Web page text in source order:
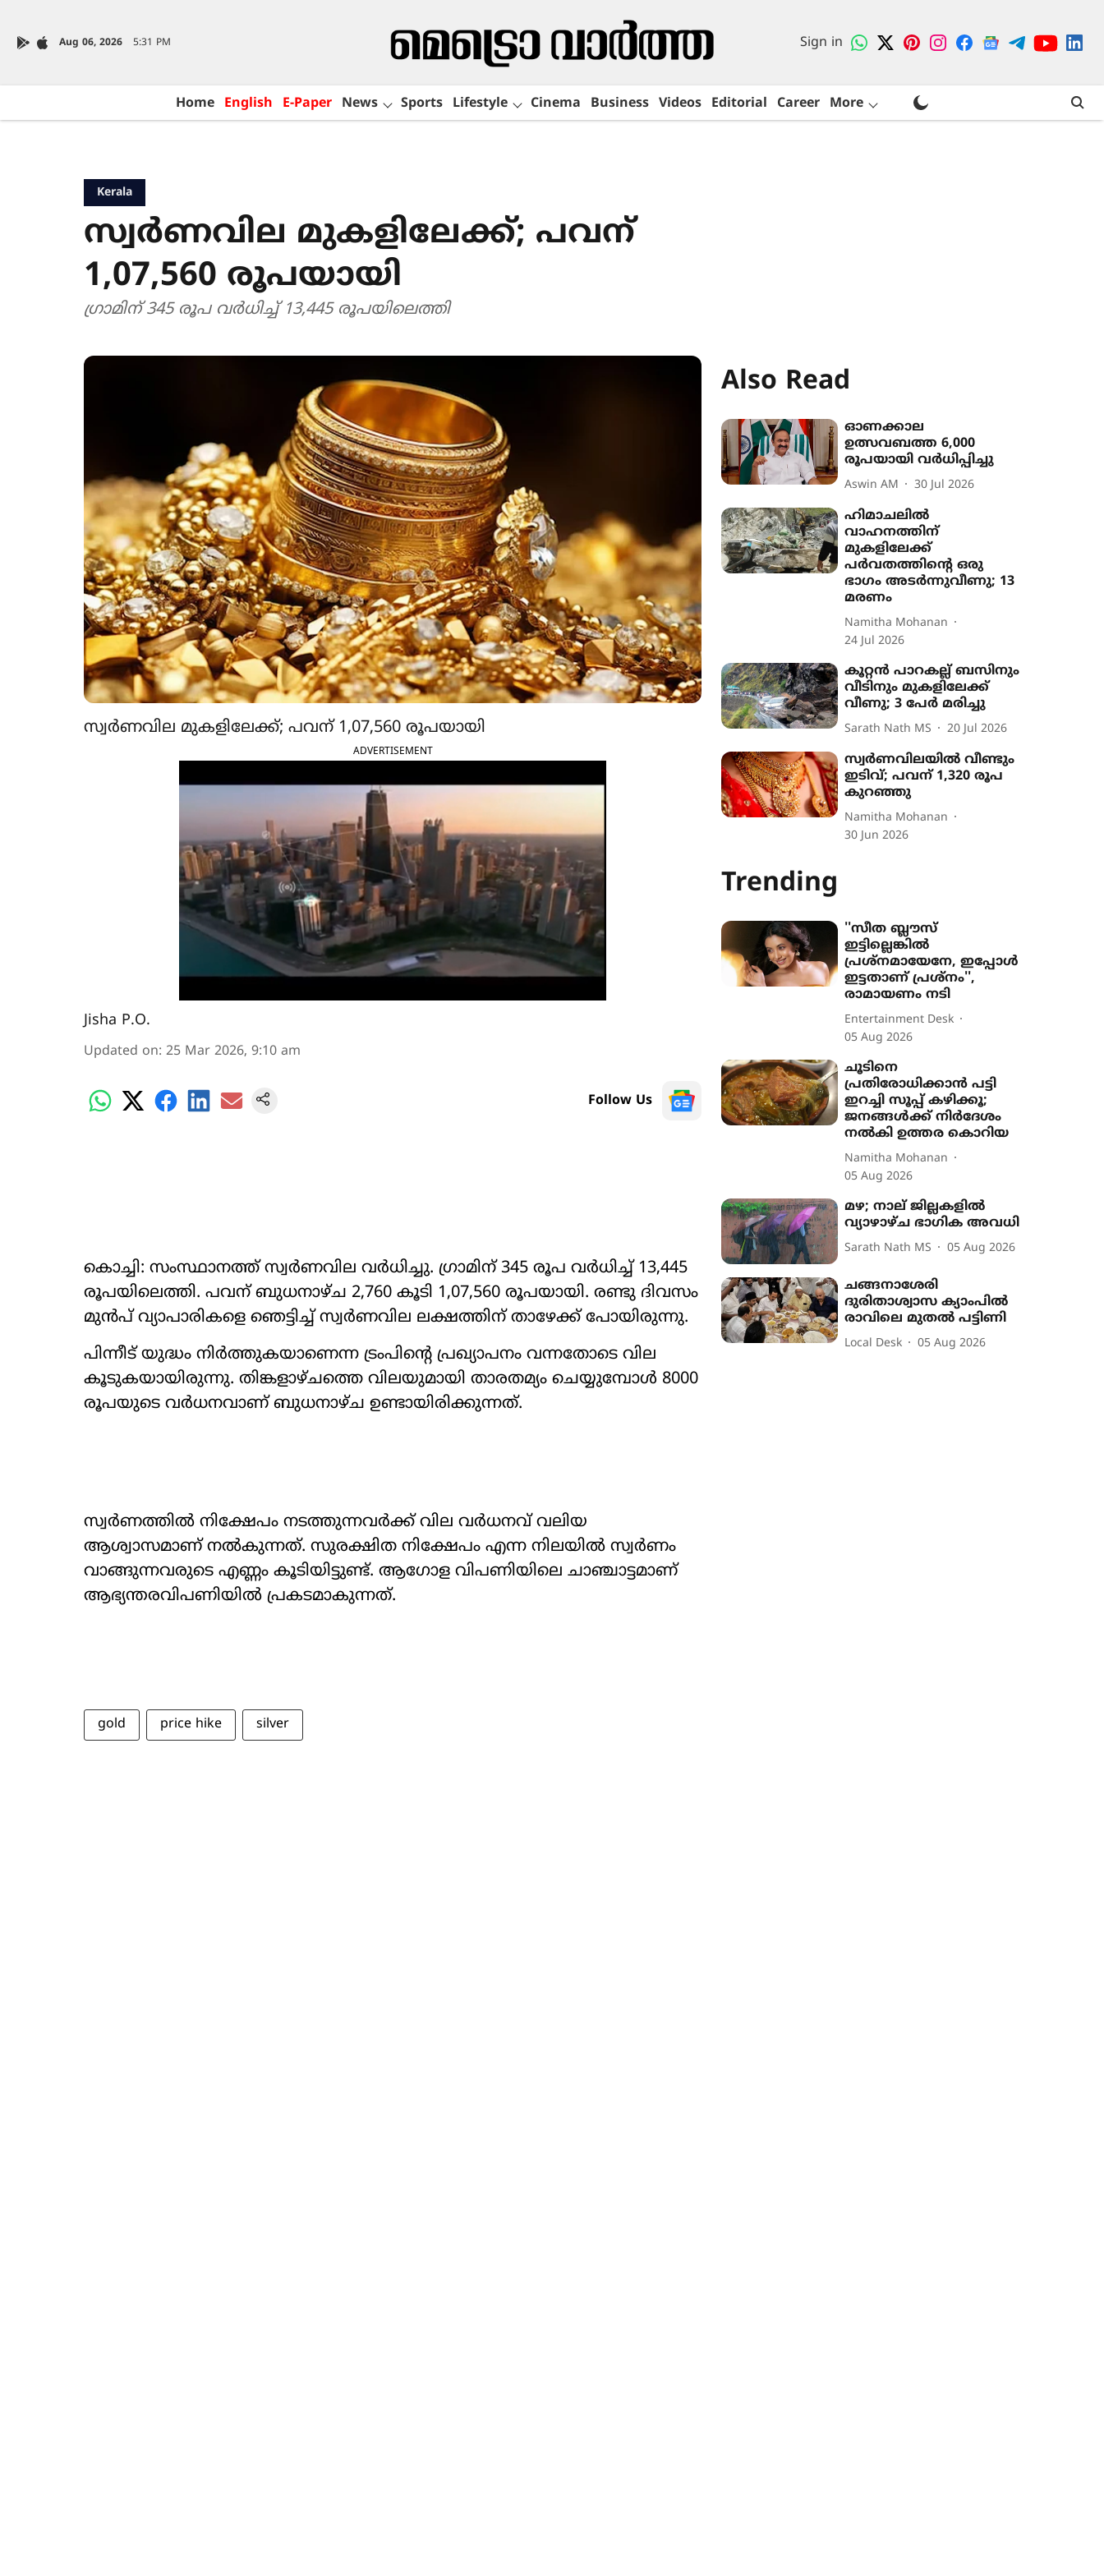
Aug 06, 2026 5:31 PM Sign in
Home English E-Paper News Sports Lifestyle Cinema Business Videos Editorial Career More
Kerala
സ്വർണവില മുകളിലേക്ക്; പവന്
1,07,560 രൂപയായി
ഗ്രാമിന് 345 രൂപ വർധിച്ച് 13,445 രൂപയിലെത്തി
സ്വർണവില മുകളിലേക്ക്; പവന് 1,07,560 രൂപയായി
ADVERTISEMENT
Jisha P.O.
Updated on: 25 Mar 2026, 9:10 am
Follow Us
കൊച്ചി: സംസ്ഥാനത്ത് സ്വർണവില വർധിച്ചു. ഗ്രാമിന് 345 രൂപ വർധിച്ച് 13,445
രൂപയിലെത്തി. പവന് ബുധനാഴ്ച 2,760 കൂടി 1,07,560 രൂപയായി. രണ്ടു ദിവസം
മുൻപ് വ്യാപാരികളെ ഞെട്ടിച്ച് സ്വർണവില ലക്ഷത്തിന് താഴേക്ക് പോയിരുന്നു.
പിന്നീട് യുദ്ധം നിർത്തുകയാണെന്ന ട്രംപിന്‍റെ പ്രഖ്യാപനം വന്നതോടെ വില
കൂടുക‍യായിരുന്നു. തിങ്കളാഴ്ചത്തെ വിലയുമായി താരതമ്യം ചെയ്യുമ്പോൾ 8000
രൂപയുടെ വർധനവാണ് ബുധനാഴ്ച ഉണ്ടായിരിക്കുന്നത്.
സ്വർണത്തിൽ നിക്ഷേപം നടത്തുന്നവർക്ക് വില വർധനവ് വലിയ
ആശ്വാസമാണ് നൽകുന്നത്. സുരക്ഷിത നിക്ഷേപം എന്ന നിലയിൽ സ്വർണം
വാങ്ങുന്നവരുടെ എണ്ണം കൂടിയിട്ടുണ്ട്. ആഗോള വിപണിയിലെ ചാഞ്ചാട്ടമാണ്
ആഭ്യന്തരവിപണിയിൽ പ്രകടമാകുന്നത്.
gold price hike silver
Also Read
ഓണക്കാല
ഉത്സവബത്ത 6,000
രൂപയായി വർധിപ്പിച്ചു
Aswin AM 30 Jul 2026
ഹിമാചലിൽ
വാഹനത്തിന്
മുകളിലേക്ക്
പർവതത്തിന്‍റെ ഒരു
ഭാഗം അടർന്നുവീണു; 13‌
മരണം
Namitha Mohanan
24 Jul 2026
കൂറ്റൻ പാറകല്ല് ബസിനും
വീടിനും മുകളിലേക്ക്
വീണു; 3 പേർ മരിച്ചു
Sarath Nath MS 20 Jul 2026
സ്വർ‌ണവിലയിൽ വീണ്ടും
ഇടിവ്; പവന് 1,320 രൂപ
കുറഞ്ഞു
Namitha Mohanan
30 Jun 2026
Trending
''സീത ബ്ലൗസ്
ഇട്ടില്ലെങ്കിൽ
പ്രശ്നമായേനേ, ഇപ്പോൾ
ഇട്ടതാണ് പ്രശ്നം'',
രാമായണം നടി
Entertainment Desk
05 Aug 2026
ചൂടിനെ
പ്രതിരോധിക്കാൻ പട്ടി
ഇറച്ചി സൂപ്പ് കഴിക്കൂ;
ജനങ്ങൾക്ക് നിർദേശം
നൽകി ഉത്തര കൊറിയ
Namitha Mohanan
05 Aug 2026
മഴ; നാല് ജില്ലകളിൽ
വ്യാഴാഴ്ച ഭാഗിക അവധി
Sarath Nath MS 05 Aug 2026
ചങ്ങനാശേരി
ദുരിതാശ്വാസ ക്യാംപിൽ
രാവിലെ മുതൽ പട്ടിണി
Local Desk 05 Aug 2026